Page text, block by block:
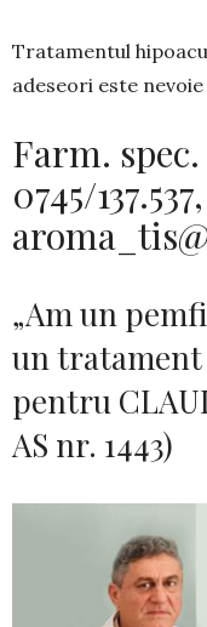
Tratamentul
adeseori este
Farm.
0745/
„Am un
un tratament
pentru
AS nr. 1443)